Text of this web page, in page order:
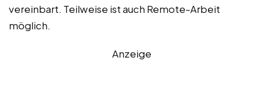
vereinbart. Teilweise ist auch Remote-Arbeit
möglich.
Anzeige